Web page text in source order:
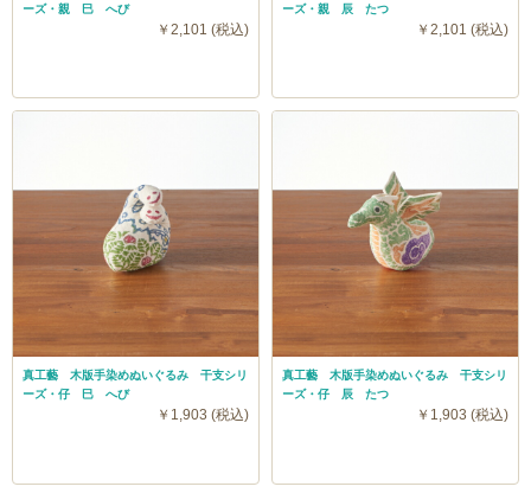
ーズ・親 巳 へび
￥2,101 (税込)
ーズ・親 辰 たつ
￥2,101 (税込)
真工藝 木版手染めぬいぐるみ 干支シリ
ーズ・仔 巳 へび
￥1,903 (税込)
真工藝 木版手染めぬいぐるみ 干支シリ
ーズ・仔 辰 たつ
￥1,903 (税込)